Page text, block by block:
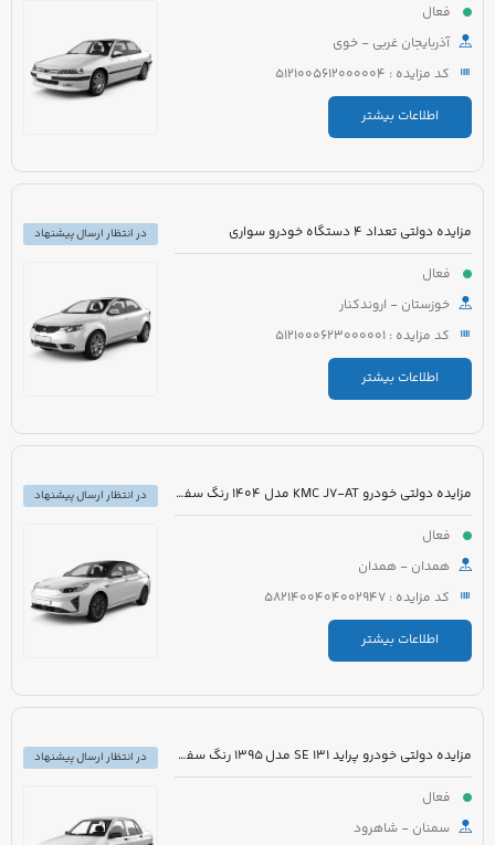
فعال
آذربایجان غربی - خوی
کد مزایده : 5121005612000004
اطلاعات بیشتر
مزایده دولتی تعداد 4 دستگاه خودرو سواری
فعال
خوزستان - اروندکنار
کد مزایده : 5121000623000001
اطلاعات بیشتر
در انتظار ارسال پیشنهاد
مزایده دولتی خودرو KMC J7-AT مدل 1404 رنگ سفید
فعال
همدان - همدان
کد مزایده : 5821400404002947
اطلاعات بیشتر
در انتظار ارسال پیشنهاد
مزایده دولتی خودرو پراید 131 SE مدل 1395 رنگ سفید روغنی
فعال
سمنان - شاهرود
در انتظار ارسال پیشنهاد